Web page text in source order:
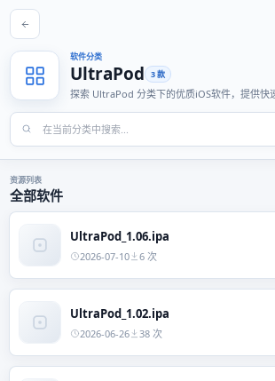
软件分类
UltraPod 3 款
探索 UltraPod 分类下的优质iOS软件，提供快
资源列表
全部软件
UltraPod_1.06.ipa
2026-07-10 6 次
UltraPod_1.02.ipa
2026-06-26 38 次